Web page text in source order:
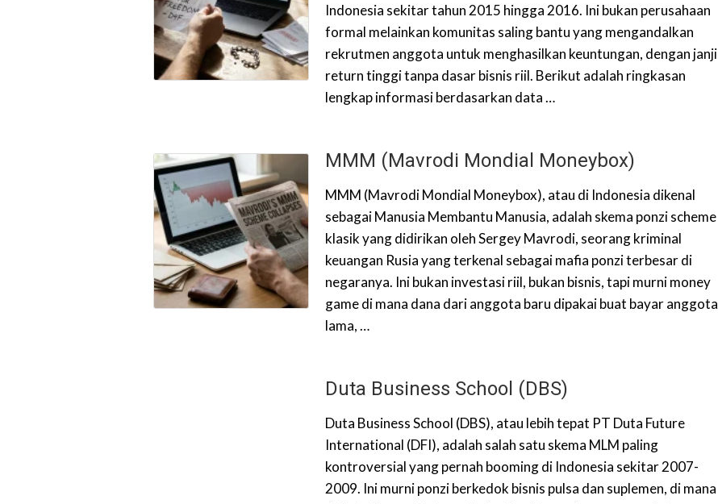
Indonesia sekitar tahun 2015 hingga 2016. Ini bukan perusahaan
formal melainkan komunitas saling bantu yang mengandalkan
rekrutmen anggota untuk menghasilkan keuntungan, dengan janji
return tinggi tanpa dasar bisnis riil. Berikut adalah ringkasan
lengkap informasi berdasarkan data …
MMM (Mavrodi Mondial Moneybox)
MMM (Mavrodi Mondial Moneybox), atau di Indonesia dikenal
sebagai Manusia Membantu Manusia, adalah skema ponzi scheme
klasik yang didirikan oleh Sergey Mavrodi, seorang kriminal
keuangan Rusia yang terkenal sebagai mafia ponzi terbesar di
negaranya. Ini bukan investasi riil, bukan bisnis, tapi murni money
game di mana dana dari anggota baru dipakai buat bayar anggota
lama, …
Duta Business School (DBS)
Duta Business School (DBS), atau lebih tepat PT Duta Future
International (DFI), adalah salah satu skema MLM paling
kontroversial yang pernah booming di Indonesia sekitar 2007-
2009. Ini murni ponzi berkedok bisnis pulsa dan suplemen, di mana